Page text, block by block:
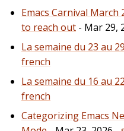
Emacs Carnival
to reach out - Mar 29,
La semaine du 23 au
french
La semaine du 16 au
french
Categorizing Emacs